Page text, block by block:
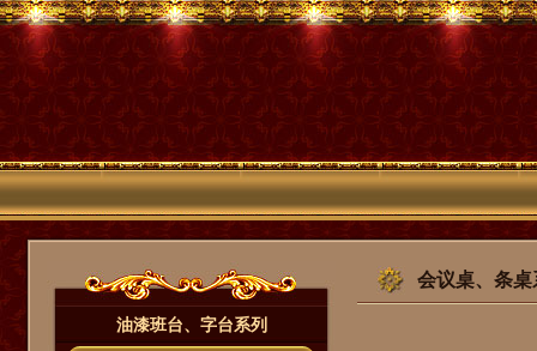
油漆班台、字台系列
会议桌、条桌